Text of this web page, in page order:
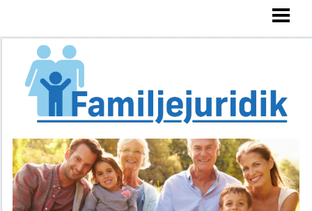
ARVSRÄTT
SKILSMÄSSA
VÅRDNADSTVIST